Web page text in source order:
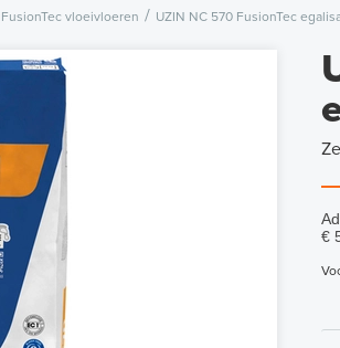
FusionTec vloeivloeren UZIN NC 570 FusionTec
€